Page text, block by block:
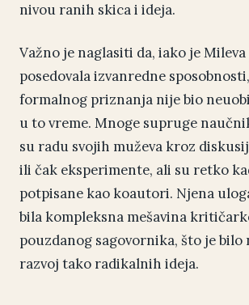
nivou ranih skica i ideja.
Važno je naglasiti da, iako je Mileva
posedovala izvanredne
formalnog priznanja nije bio
u to vreme. Mnoge supruge
su radu svojih muževa kroz
ili čak eksperimente, ali su retko
potpisane kao koautori. Njena
bila kompleksna mešavina
pouzdanog sagovornika, što je bilo
razvoj tako radikalnih ideja.